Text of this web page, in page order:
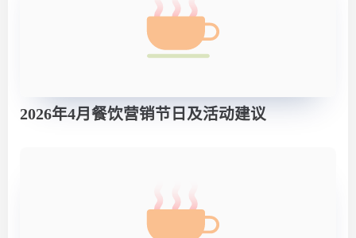
2026年4月餐饮营销节日及活动建议